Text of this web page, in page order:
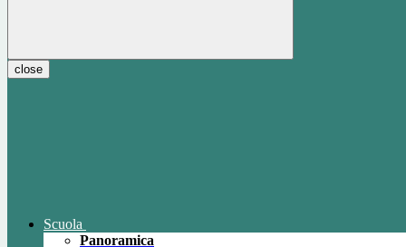
close
Scuola
Panoramica